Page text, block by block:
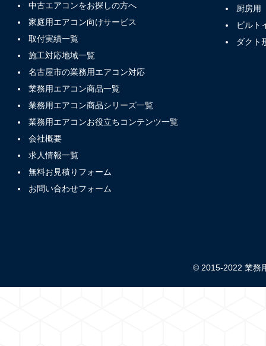
中古エアコンをお探しの方へ
家庭用エアコン向けサービス
取付実績一覧
施工対応地域一覧
名古屋市の業務用エアコン対応
業務用エアコン商品一覧
業務用エアコン商品シリーズ一覧
業務用エアコンお役立ちコンテンツ一覧
会社概要
求人情報一覧
無料お見積りフォーム
お問い合わせフォーム
厨房用
ビルト
ダクト
© 2015-2022 業務